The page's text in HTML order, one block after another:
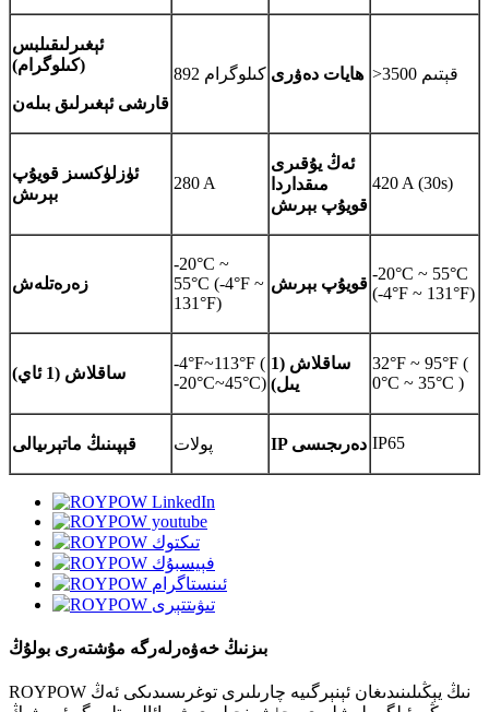
ئېغىرلىقىلبس
(كىلوگرام)
قارشى ئېغىرلىق بىلەن
892 كىلوگرام ھايات دەۋرى >3500 قېتىم
ئۈزلۈكسىز قويۇپ
بېرىش
280 A
ئەڭ يۇقىرى
مىقداردا
قويۇپ بېرىش
420 A (30s)
زەرەتلەش
-20°C ~
55°C (-4°F ~
131°F)
قويۇپ بېرىش
-20°C ~ 55°C
(-4°F ~ 131°F)
ساقلاش (1 ئاي)
-4°F~113°F (
-20°C~45°C)
ساقلاش (1
يىل)
32°F ~ 95°F (
0°C ~ 35°C )
قېپىنىڭ ماتېرىيالى پولات IP دەرىجىسى IP65
بىزنىڭ خەۋەرلەرگە مۇشتەرى بولۇڭ
ROYPOW نىڭ يېڭىلىنىدىغان ئېنېرگىيە چارىلىرى توغرىسىدىكى ئەڭ